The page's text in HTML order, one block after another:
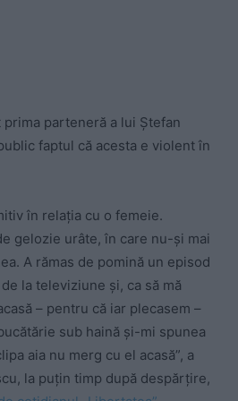
parteneră a lui Ștefan
faptul că acesta e violent în
în relaţia cu o femeie.
gelozie urâte, în care nu-şi mai
A rămas de pomină un episod
la televiziune şi, ca să mă
– pentru că iar plecasem –
sub haină şi-mi spunea
aia nu merg cu el acasă”, a
la puţin timp după despărţire,